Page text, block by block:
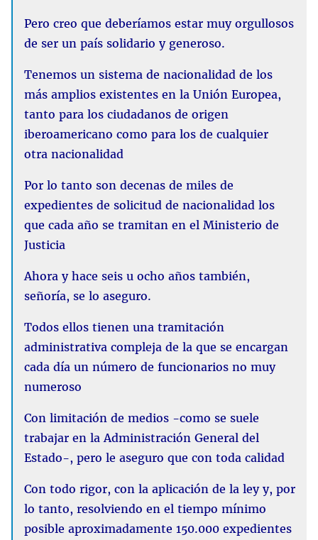
Pero creo que deberíamos estar muy orgullosos
de ser un país solidario y generoso.
Tenemos un sistema de nacionalidad de los
más amplios existentes en la Unión Europea,
tanto para los ciudadanos de origen
iberoamericano como para los de cualquier
otra nacionalidad
Por lo tanto son decenas de miles de
expedientes de solicitud de nacionalidad los
que cada año se tramitan en el Ministerio de
Justicia
Ahora y hace seis u ocho años también,
señoría, se lo aseguro.
Todos ellos tienen una tramitación
administrativa compleja de la que se encargan
cada día un número de funcionarios no muy
numeroso
Con limitación de medios -como se suele
trabajar en la Administración General del
Estado-, pero le aseguro que con toda calidad
Con todo rigor, con la aplicación de la ley y, por
lo tanto, resolviendo en el tiempo mínimo
posible aproximadamente 150.000 expedientes